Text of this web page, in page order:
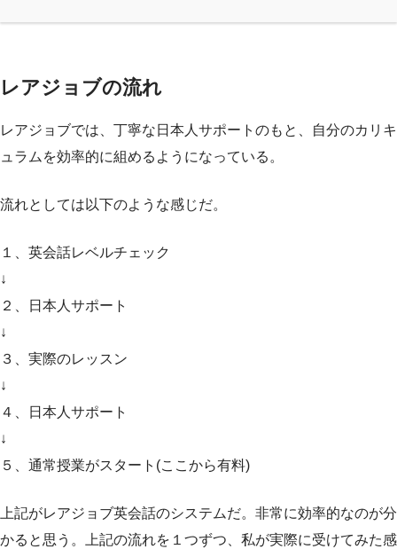
レアジョブの流れ
レアジョブでは、丁寧な日本人サポートのもと、自分のカリキ
ュラムを効率的に組めるようになっている。
流れとしては以下のような感じだ。
１、英会話レベルチェック
↓
２、日本人サポート
↓
３、実際のレッスン
↓
４、日本人サポート
↓
５、通常授業がスタート(ここから有料)
上記がレアジョブ英会話のシステムだ。非常に効率的なのが分
かると思う。上記の流れを１つずつ、私が実際に受けてみた感